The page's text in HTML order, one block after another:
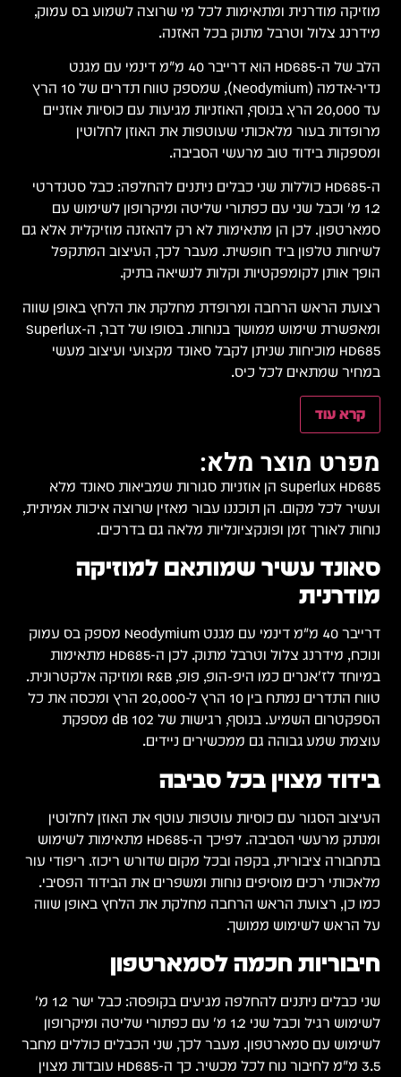
מוזיקה מודרנית ומתאימות לכל מי שרוצה לשמוע בס עמוק,
מידרנג צלול וטרבל מתוק בכל האזנה.
הלב של ה-HD685 הוא דרייבר 40 מ"מ דינמי עם מגנט
נדיר-אדמה (Neodymium), שמספק טווח תדרים של 10 הרץ
עד 20,000 הרץ. בנוסף, האוזניות מגיעות עם כוסיות אוזניים
מרופדות בעור מלאכותי שעוטפות את האוזן לחלוטין
ומספקות בידוד טוב מרעשי הסביבה.
ה-HD685 כוללות שני כבלים ניתנים להחלפה: כבל סטנדרטי
1.2 מ' וכבל שני עם כפתורי שליטה ומיקרופון לשימוש עם
סמארטפון. לכן הן מתאימות לא רק להאזנה מוזיקלית אלא גם
לשיחות טלפון ביד חופשית. מעבר לכך, העיצוב המתקפל
הופך אותן לקומפקטיות וקלות לנשיאה בתיק.
רצועת הראש הרחבה ומרופדת מחלקת את הלחץ באופן שווה
ומאפשרת שימוש ממושך בנוחות. בסופו של דבר, ה-Superlux
HD685 מוכיחות שניתן לקבל סאונד מקצועי ועיצוב מעשי
במחיר שמתאים לכל כיס.
קרא עוד
מפרט מוצר מלא:
Superlux HD685 הן אוזניות סגורות שמביאות סאונד מלא
ועשיר לכל מקום. הן תוכננו עבור מאזין שרוצה איכות אמיתית,
נוחות לאורך זמן ופונקציונליות מלאה גם בדרכים.
סאונד עשיר שמותאם למוזיקה
מודרנית
דרייבר 40 מ"מ דינמי עם מגנט Neodymium מספק בס עמוק
ונוכח, מידרנג צלול וטרבל מתוק. לכן ה-HD685 מתאימות
במיוחד לז'אנרים כמו היפ-הופ, פופ, R&B ומוזיקה אלקטרונית.
טווח התדרים נמתח בין 10 הרץ ל-20,000 הרץ ומכסה את כל
הספקטרום השמיע. בנוסף, רגישות של 102 dB מספקת
עוצמת שמע גבוהה גם ממכשירים ניידים.
בידוד מצוין בכל סביבה
העיצוב הסגור עם כוסיות עוטפות עוטף את האוזן לחלוטין
ומנתק מרעשי הסביבה. לפיכך ה-HD685 מתאימות לשימוש
בתחבורה ציבורית, בקפה ובכל מקום שדורש ריכוז. ריפודי עור
מלאכותי רכים מוסיפים נוחות ומשפרים את הבידוד הפסיבי.
כמו כן, רצועת הראש הרחבה מחלקת את הלחץ באופן שווה
על הראש לשימוש ממושך.
חיבוריות חכמה לסמארטפון
שני כבלים ניתנים להחלפה מגיעים בקופסה: כבל ישר 1.2 מ'
לשימוש רגיל וכבל שני 1.2 מ' עם כפתורי שליטה ומיקרופון
לשימוש עם סמארטפון. מעבר לכך, שני הכבלים כוללים מחבר
3.5 מ"מ לחיבור נוח לכל מכשיר. כך ה-HD685 עובדות מצוין